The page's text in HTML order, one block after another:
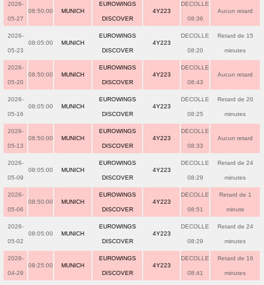
2026-
05-27
08:50:00 MUNICH
EUROWINGS
DISCOVER
4Y223
DECOLLE
08:36
Aucun retard
2026-
05-23
08:05:00 MUNICH
EUROWINGS
DISCOVER
4Y223
DECOLLE
08:20
Retard de 15
minutes
2026-
05-20
08:50:00 MUNICH
EUROWINGS
DISCOVER
4Y223
DECOLLE
08:43
Aucun retard
2026-
05-16
08:05:00 MUNICH
EUROWINGS
DISCOVER
4Y223
DECOLLE
08:25
Retard de 20
minutes
2026-
05-13
08:50:00 MUNICH
EUROWINGS
DISCOVER
4Y223
DECOLLE
08:33
Aucun retard
2026-
05-09
08:05:00 MUNICH
EUROWINGS
DISCOVER
4Y223
DECOLLE
08:29
Retard de 24
minutes
2026-
05-06
08:50:00 MUNICH
EUROWINGS
DISCOVER
4Y223
DECOLLE
08:51
Retard de 1
minute
2026-
05-02
08:05:00 MUNICH
EUROWINGS
DISCOVER
4Y223
DECOLLE
08:29
Retard de 24
minutes
2026-
04-29
08:25:00 MUNICH
EUROWINGS
DISCOVER
4Y223
DECOLLE
08:41
Retard de 16
minutes